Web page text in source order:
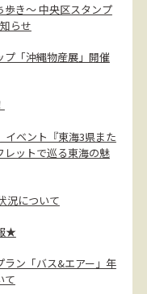
歩き～ 中央区スタンプ
らせ
プ「沖縄物産展」開催
イベント『東海3県また
ットで巡る東海の魅
況について
★
ラン「バス&エアー」年
て